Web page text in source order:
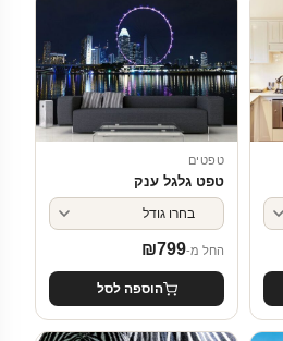
טפטים
טפט גלגל ענק
החל מ- ₪799
הוספה לסל